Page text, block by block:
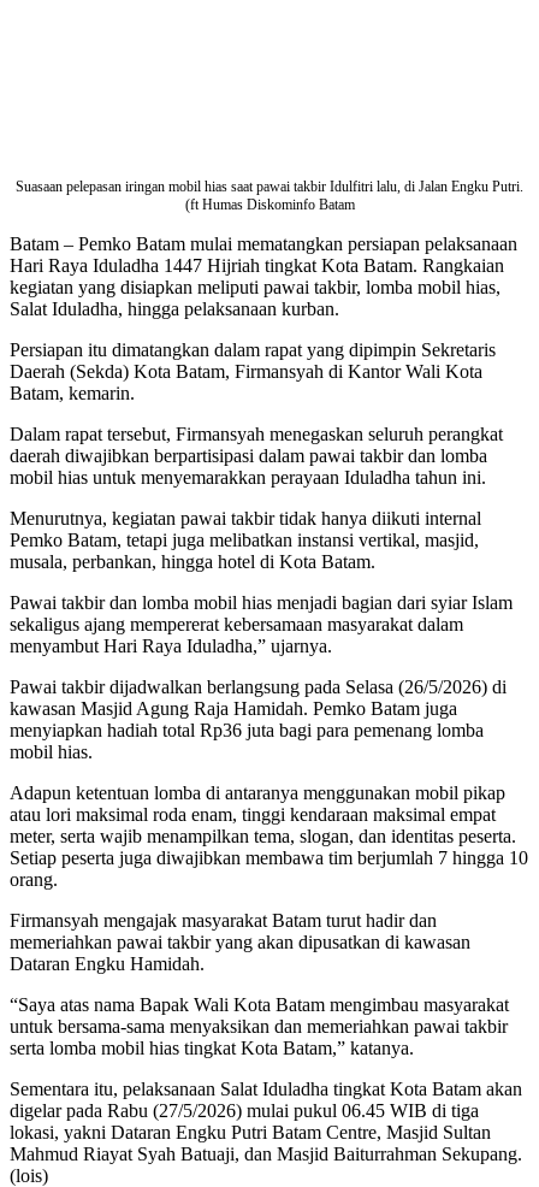
Suasaan pelepasan iringan mobil hias saat pawai takbir Idulfitri lalu, di Jalan Engku Putri.
(ft Humas Diskominfo Batam
Batam – Pemko Batam mulai mematangkan persiapan pelaksanaan
Hari Raya Iduladha 1447 Hijriah tingkat Kota Batam. Rangkaian
kegiatan yang disiapkan meliputi pawai takbir, lomba mobil hias,
Salat Iduladha, hingga pelaksanaan kurban.
Persiapan itu dimatangkan dalam rapat yang dipimpin Sekretaris
Daerah (Sekda) Kota Batam, Firmansyah di Kantor Wali Kota
Batam, kemarin.
Dalam rapat tersebut, Firmansyah menegaskan seluruh perangkat
daerah diwajibkan berpartisipasi dalam pawai takbir dan lomba
mobil hias untuk menyemarakkan perayaan Iduladha tahun ini.
Menurutnya, kegiatan pawai takbir tidak hanya diikuti internal
Pemko Batam, tetapi juga melibatkan instansi vertikal, masjid,
musala, perbankan, hingga hotel di Kota Batam.
Pawai takbir dan lomba mobil hias menjadi bagian dari syiar Islam
sekaligus ajang mempererat kebersamaan masyarakat dalam
menyambut Hari Raya Iduladha,” ujarnya.
Pawai takbir dijadwalkan berlangsung pada Selasa (26/5/2026) di
kawasan Masjid Agung Raja Hamidah. Pemko Batam juga
menyiapkan hadiah total Rp36 juta bagi para pemenang lomba
mobil hias.
Adapun ketentuan lomba di antaranya menggunakan mobil pikap
atau lori maksimal roda enam, tinggi kendaraan maksimal empat
meter, serta wajib menampilkan tema, slogan, dan identitas peserta.
Setiap peserta juga diwajibkan membawa tim berjumlah 7 hingga 10
orang.
Firmansyah mengajak masyarakat Batam turut hadir dan
memeriahkan pawai takbir yang akan dipusatkan di kawasan
Dataran Engku Hamidah.
“Saya atas nama Bapak Wali Kota Batam mengimbau masyarakat
untuk bersama-sama menyaksikan dan memeriahkan pawai takbir
serta lomba mobil hias tingkat Kota Batam,” katanya.
Sementara itu, pelaksanaan Salat Iduladha tingkat Kota Batam akan
digelar pada Rabu (27/5/2026) mulai pukul 06.45 WIB di tiga
lokasi, yakni Dataran Engku Putri Batam Centre, Masjid Sultan
Mahmud Riayat Syah Batuaji, dan Masjid Baiturrahman Sekupang.
(lois)